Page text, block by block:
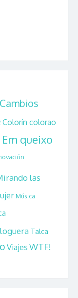
Cambios
Colorín colorao
Em queixo
las
Música
Talca
ViajesWTF!